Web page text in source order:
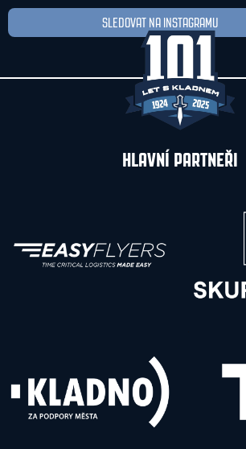
SLEDOVAT NA INSTAGRAMU
HLAVNÍ PARTNEŘI